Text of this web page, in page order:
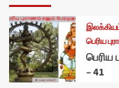
பெரிய
பெரிய
– 41